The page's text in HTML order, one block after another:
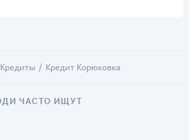
Кредиты Кредит Корюковка
ЧАСТО ИЩУТ